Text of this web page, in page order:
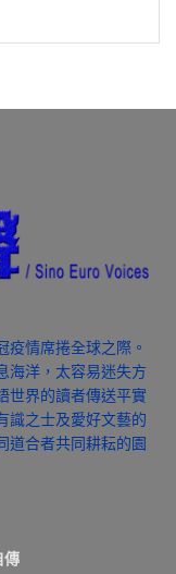
疫情席捲全球之際。
海洋，太容易迷失方
世界的讀者傳送平實
識之士及愛好文藝的
道合者共同耕耘的園
傳